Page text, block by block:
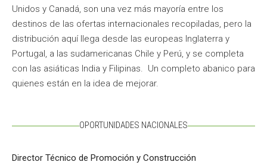
Unidos y Canadá, son una vez más mayoría entre los
destinos de las ofertas internacionales recopiladas, pero la
distribución aquí llega desde las europeas Inglaterra y
Portugal, a las sudamericanas Chile y Perú, y se completa
con las asiáticas India y Filipinas. Un completo abanico para
quienes están en la idea de mejorar.
OPORTUNIDADES NACIONALES
Director Técnico de Promoción y Construcción